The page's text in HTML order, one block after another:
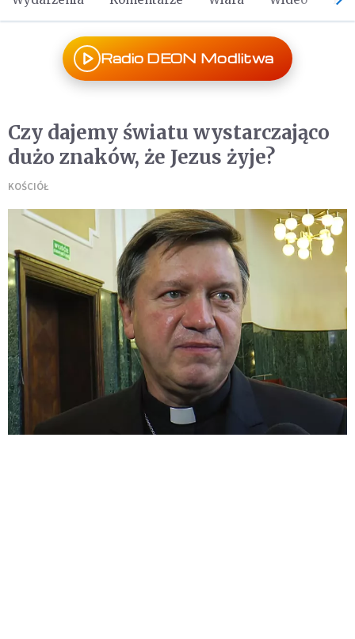
Radio DEON Modlitwa
Czy dajemy światu wystarczająco
dużo znaków, że Jezus żyje?
KOŚCIÓŁ